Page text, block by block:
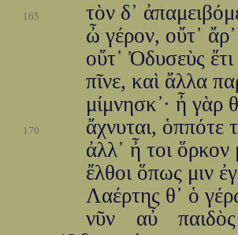
165
τὸν δ᾽
ὦ γέρον, οὔτ᾽
οὔτ᾽ Ὀδυσεὺς
πῖνε, καὶ ἄλλα
μίμνησκ᾽· ἦ γὰρ
170
ἄχνυται, ὁππότε
ἀλλ᾽ ἦ τοι
ἔλθοι ὅπως μιν
Λαέρτης θ᾽ ὁ
νῦν αὖ